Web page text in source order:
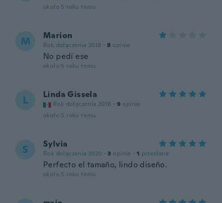
około 5 roku temu
M Marion
Rok dołączenia 2018 · 8 opinie
No pedí ese
około 5 roku temu
L Linda Gissela
Rok dołączenia 2018 · 9 opinie
około 5 roku temu
S Sylvia
Rok dołączenia 2020 · 3 opinie · 1 przesłane
Perfecto el tamaño, lindo diseño.
około 5 roku temu